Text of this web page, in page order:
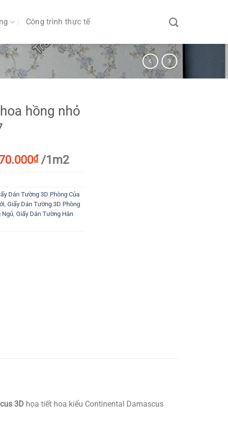
Công trình thực tế
hồng nhỏ
₫Giá
hiện
là:
70.000₫.
/1m2
Dán Tường 3D Phòng Của
, Giấy Dán Tường 3D Phòng
Ngủ, Giấy Dán Tường Hàn
3D họa tiết hoa kiểu Continental Damascus